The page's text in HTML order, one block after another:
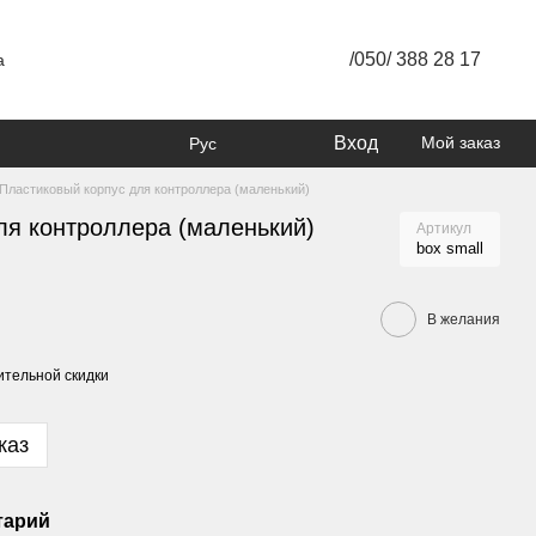
/050/ 388 28 17
Рус Вход Мой заказ
Пластиковый корпус для контроллера (маленький)
контроллера (маленький) Артикул
box small
В желания
скидки